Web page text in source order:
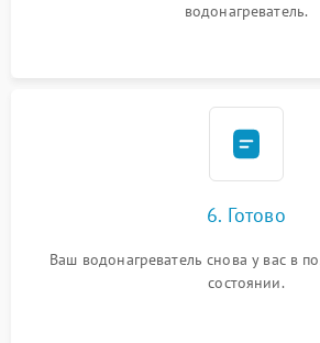
водонагреватель.
6. Готово
Ваш водонагреватель снова у вас в
состоянии.